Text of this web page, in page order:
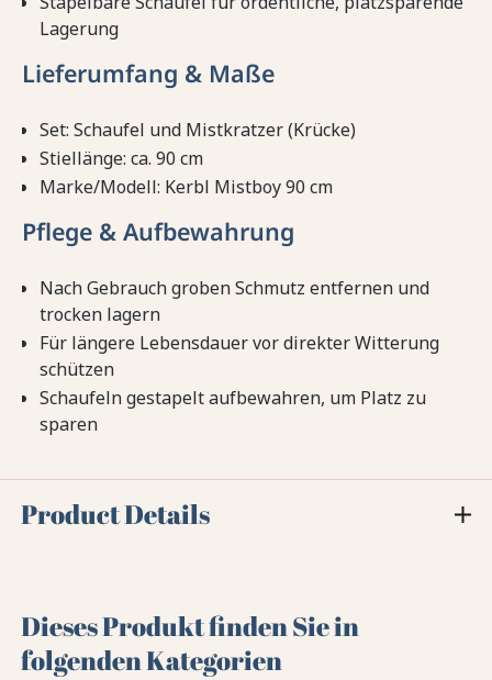
Lagerung
Lieferumfang & Maße
Set: Schaufel und Mistkratzer (Krücke)
Stiellänge: ca. 90 cm
Marke/Modell: Kerbl Mistboy 90 cm
Pflege & Aufbewahrung
Nach Gebrauch groben Schmutz entfernen und
trocken lagern
Für längere Lebensdauer vor direkter Witterung
schützen
Schaufeln gestapelt aufbewahren, um Platz zu
sparen
Product Details
Dieses Produkt finden Sie in
folgenden Kategorien